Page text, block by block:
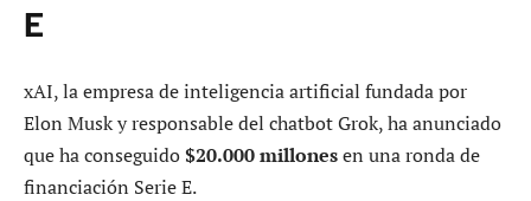
E
xAI, la empresa de inteligencia artificial fundada por
Elon Musk y responsable del chatbot Grok, ha anunciado
que ha conseguido$20.000 millonesen una ronda de
financiación Serie E.